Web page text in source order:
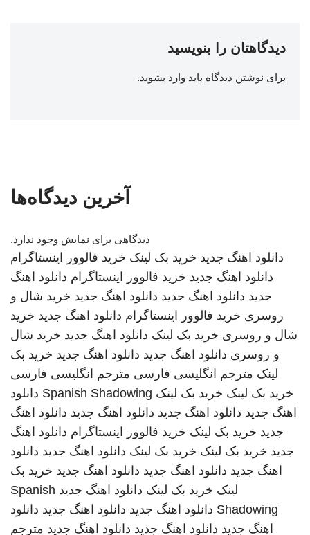
دیدگاهتان را بنویسید
برای نوشتن دیدگاه باید وارد بشوید.
آخرین دیدگاه‌ها
دیدگاهی برای نمایش وجود ندارد.
دانلود اهنگ جدید خرید بک لینک خرید فالوور اینستاگرام
دانلود اهنگ جدید خرید فالوور اینستاگرام دانلود اهنگ
جدید دانلود اهنگ جدید دانلود اهنگ جدید خرید شال و
روسری خرید فالوور اینستاگرام دانلود اهنگ جدید خرید
شال و روسری خرید بک لینک دانلود اهنگ جدید خرید شال
و روسری دانلود اهنگ جدید دانلود اهنگ جدید خرید بک
لینک مترجم انگلیسی فارسی مترجم انگلیسی فارسی
خرید بک لینک خرید بک لینک Spanish Shadowing دانلود
اهنگ جدید دانلود اهنگ جدید دانلود اهنگ جدید دانلود اهنگ
جدید خرید بک لینک خرید فالوور اینستاگرام دانلود اهنگ
جدید خرید بک لینک خرید بک لینک دانلود اهنگ جدید دانلود
اهنگ جدید دانلود اهنگ جدید دانلود اهنگ جدید خرید بک
لینک خرید بک لینک دانلود اهنگ جدید Spanish
Shadowing دانلود اهنگ جدید دانلود اهنگ جدید دانلود
اهنگ جدید دانلود اهنگ جدید دانلود اهنگ جدید مترجم